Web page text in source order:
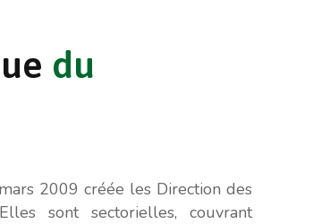
du
2009 créée les Direction des
sont sectorielles, couvrant